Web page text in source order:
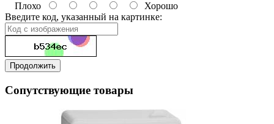
Плохо
Хорошо
Введите код, указанный на картинке:
Продолжить
Сопутствующие товары